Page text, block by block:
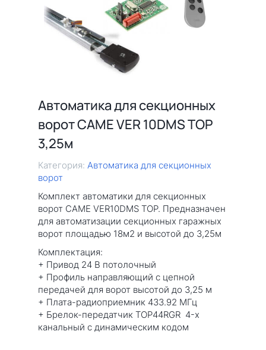
Автоматика для секционных
ворот CAME VER 10DMS TOP
3,25м
Категория: Автоматика для секционных
ворот
Комплект автоматики для секционных
ворот CAME VER10DMS TOP. Предназначен
для автоматизации секционных гаражных
ворот площадью 18м2 и высотой до 3,25м
Комплектация:
+ Привод 24 В потолочный
+ Профиль направляющий с цепной
передачей для ворот высотой до 3,25 м
+ Плата-радиоприемник 433.92 МГц
+ Брелок-передатчик TOP44RGR 4-х
канальный с динамическим кодом